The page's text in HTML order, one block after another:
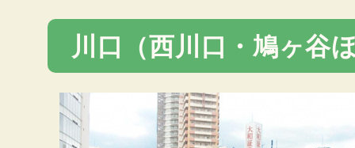
川口（西川口・鳩ヶ谷